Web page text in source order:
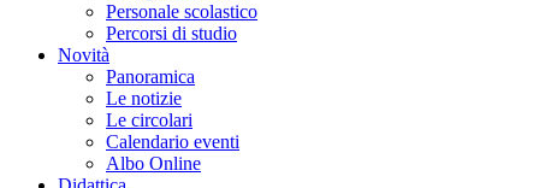
Personale scolastico
Percorsi di studio
Novità
Panoramica
Le notizie
Le circolari
Calendario eventi
Albo Online